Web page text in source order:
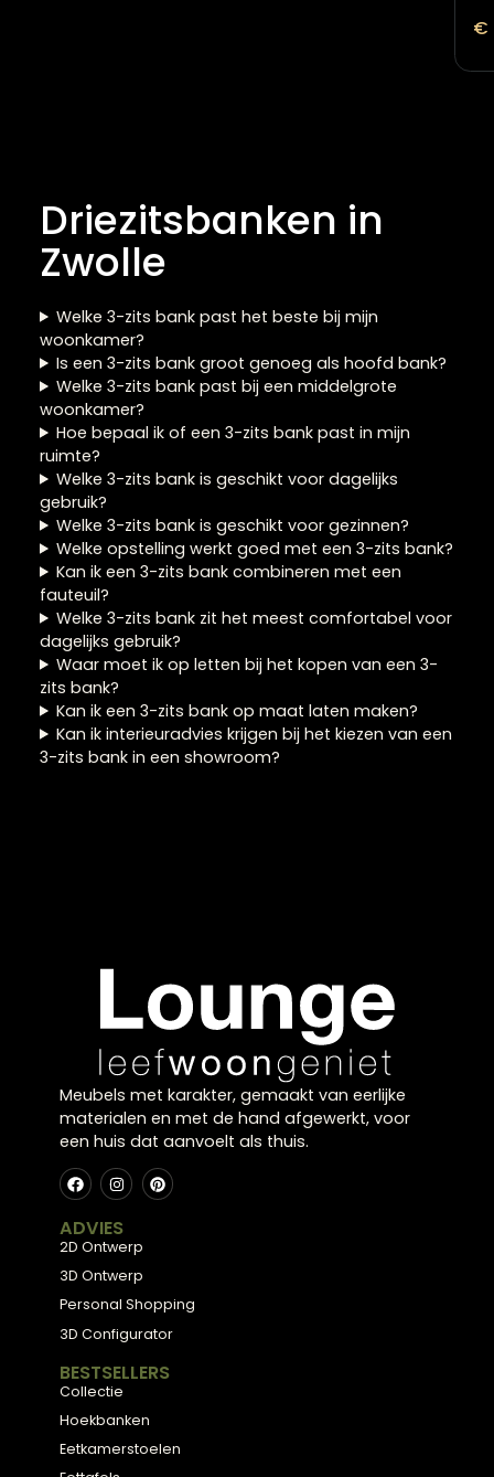
Driezitsbanken in
Zwolle
Welke 3-zits bank past het beste bij mijn
woonkamer?
Is een 3-zits bank groot genoeg als hoofd
Welke 3-zits bank past bij een middelgrote
woonkamer?
Hoe bepaal ik of een 3-zits bank past in mijn
Welke 3-zits bank zit het meest comfortabel
dagelijks gebruik?
Waar moet ik op letten bij het kopen van een 3-
Kan ik een 3-zits bank op maat laten maken?
Kan ik interieuradvies krijgen bij het kiezen van
3-zits bank in een showroom?